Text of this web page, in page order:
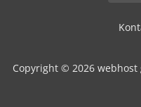
Copyright © 2026